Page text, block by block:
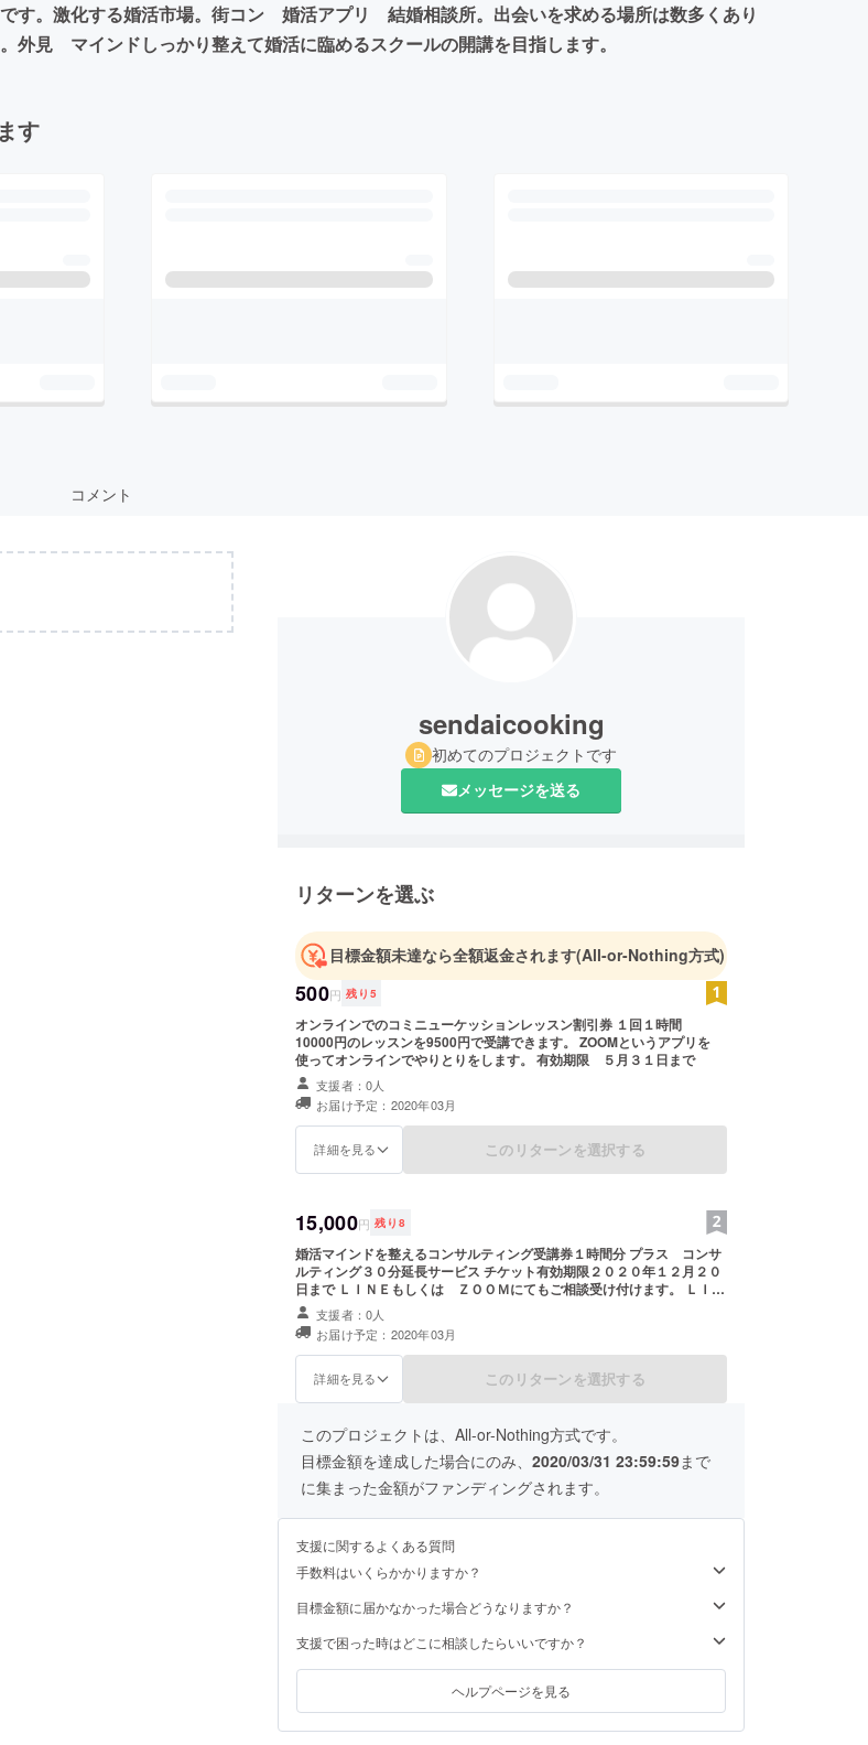
す。激化する婚活市場。街コン 婚活アプリ 結婚相談所。出会いを求める場所は数多くあり
外見 マインドしっかり整えて婚活に臨めるスクールの開講を目指します。
す
コメント
sendaicooking
初めてのプロジェクトです
メッセージを送る
リターンを選ぶ
目標金額未達なら全額返金されます(All-or-Nothing方式)
500円 残り 5
オンラインでのコミニューケッションレッスン割引券 １回１時間
10000円のレッスンを9500円で受講できます。 ZOOMというアプリを
使ってオンラインでやりとりをします。 有効期限 ５月３１日まで
支援者：0人
お届け予定：2020年03月
詳細を見る このリターンを選択する
15,000円 残り 8
婚活マインドを整えるコンサルティング受講券１時間分 プラス コンサ
ルティング３０分延長サービス チケット有効期限２０２０年１２月２０
日まで ＬＩＮＥもしくは ＺＯＯＭにてもご相談受け付けます。 ＬＩＮ
Ｅ もしくはZOOMのどちらかを選択してください。 ZOOＭはスカイプ
のような通話可能なアプリです。
支援者：0人
お届け予定：2020年03月
詳細を見る このリターンを選択する
このプロジェクトは、All-or-Nothing方式です。
目標金額を達成した場合にのみ、 2020/03/31 23:59:59まで
に集まった金額がファンディングされます。
支援に関するよくある質問
手数料はいくらかかりますか？
目標金額に届かなかった場合どうなりますか？
支援で困った時はどこに相談したらいいですか？
ヘルプページを見る